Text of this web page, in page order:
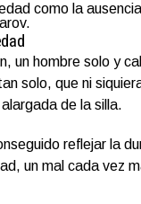
como la
un hombre solo y
solo, que ni
de la silla.
reflejar la
un mal cada vez